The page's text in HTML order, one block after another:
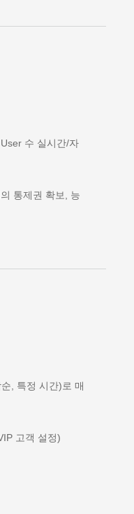
수 실시간/자
통제권 확보, 능
, 특정 시간)로 매
고객 설정)